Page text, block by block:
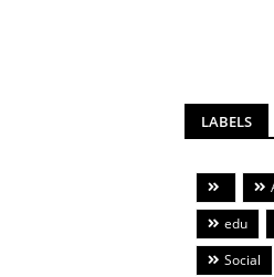
LABELS
edu
Social